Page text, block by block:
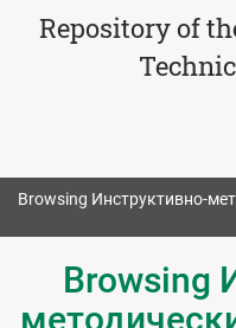
Repository of
Browsing Инструктивно-
Browsing